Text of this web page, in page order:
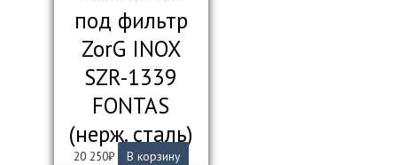
под фильтр
ZorG INOX
SZR-1339
FONTAS
(нерж. сталь)
20 250₽ В корзину